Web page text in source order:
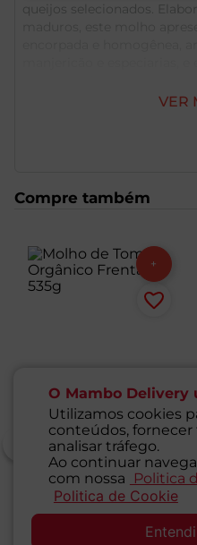
O Mambo Delivery
Utilizamos cookies
conteúdos,
analisar tráfego.
Ao continuar
com nossa
Politica
Politica de Cookie
queijos selecionados.
provolone e gorgonzola,
embalagem de 680g é
para famílias e para quem
VER
Compre também
Molho de Tomate
Orgânico Frentano
535g